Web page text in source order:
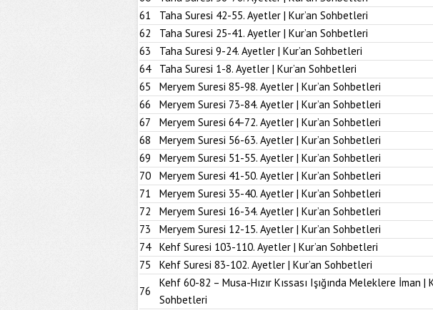
61
Taha Suresi 42-55. Ayetler | Kur’an Sohbetleri
62
Taha Suresi 25-41. Ayetler | Kur’an Sohbetleri
63
Taha Suresi 9-24. Ayetler | Kur’an Sohbetleri
64
Taha Suresi 1-8. Ayetler | Kur’an Sohbetleri
65
Meryem Suresi 85-98. Ayetler | Kur’an Sohbetleri
66
Meryem Suresi 73-84. Ayetler | Kur’an Sohbetleri
67
Meryem Suresi 64-72. Ayetler | Kur’an Sohbetleri
68
Meryem Suresi 56-63. Ayetler | Kur’an Sohbetleri
69
Meryem Suresi 51-55. Ayetler | Kur’an Sohbetleri
70
Meryem Suresi 41-50. Ayetler | Kur’an Sohbetleri
71
Meryem Suresi 35-40. Ayetler | Kur’an Sohbetleri
72
Meryem Suresi 16-34. Ayetler | Kur’an Sohbetleri
73
Meryem Suresi 12-15. Ayetler | Kur’an Sohbetleri
74
Kehf Suresi 103-110. Ayetler | Kur’an Sohbetleri
75
Kehf Suresi 83-102. Ayetler | Kur’an Sohbetleri
76
Kehf 60-82 – Musa-Hızır Kıssası Işığında Meleklere İman |
Sohbetleri